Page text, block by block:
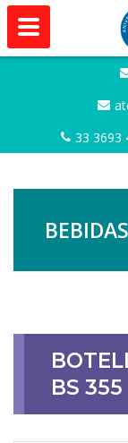
33 3693
BEBIDAS
BS